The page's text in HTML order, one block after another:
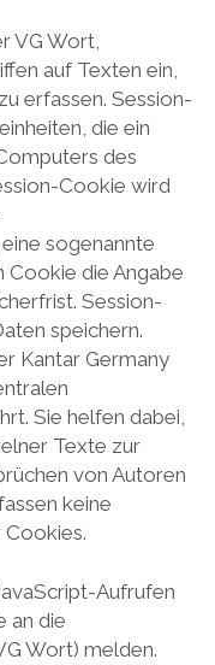
VG Wort,
auf Texten ein,
erfassen. Session-
die ein
des
Cookie wird
sogenannte
Cookie die Angabe
Session-
speichern.
Kantar Germany
Sie helfen dabei,
Texte zur
von Autoren
keine
Aufrufen
an die
Wort) melden.